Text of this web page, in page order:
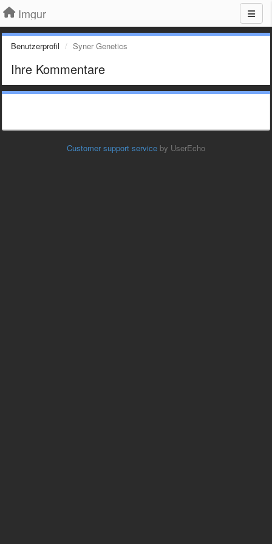
Imgur
Benutzerprofil Syner Genetics
Ihre Kommentare
Customer support service by UserEcho